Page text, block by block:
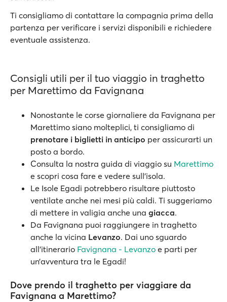
Ti consigliamo di contattare la compagnia prima della
partenza per verificare i servizi disponibili e richiedere
eventuale assistenza.
Consigli utili per il tuo viaggio in traghetto
per Marettimo da Favignana
Nonostante le corse giornaliere da Favignana per
Marettimo siano molteplici, ti consigliamo di
prenotare i biglietti in anticipo per assicurarti un
posto a bordo.
Consulta la nostra guida di viaggio su Marettimo
e scopri cosa fare e vedere sull’isola.
Le Isole Egadi potrebbero risultare piuttosto
ventilate anche nei mesi più caldi. Ti suggeriamo
di mettere in valigia anche una giacca.
Da Favignana puoi raggiungere in traghetto
anche la vicina Levanzo. Dai uno sguardo
all’itinerario Favignana - Levanzo e parti per
un’avventura tra le Egadi!
Dove prendo il traghetto per viaggiare da
Favignana a Marettimo?